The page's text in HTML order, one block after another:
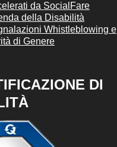
da SocialFare
della Disabilità
Whistleblowing e
di Genere
DI